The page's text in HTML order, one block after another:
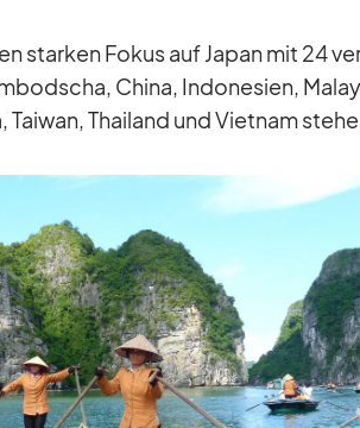
star­ken Fo­kus auf Ja­pan mit 24
China, In­do­ne­sien,
Thai­land und Viet­nam